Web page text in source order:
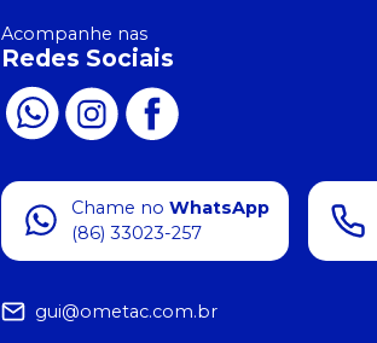
Acompanhe nas
Redes Sociais
Chame no WhatsApp
(86) 33023-257
gui@ometac.com.br